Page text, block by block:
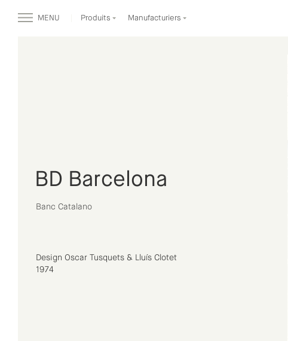
MENU Produits Manufacturiers
BD Barcelona
Banc Catalano
Design Oscar Tusquets & Lluís Clotet
1974